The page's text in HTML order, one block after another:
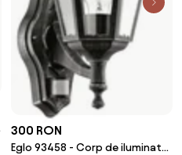
300 RON
Eglo 93458 - Corp de iluminat